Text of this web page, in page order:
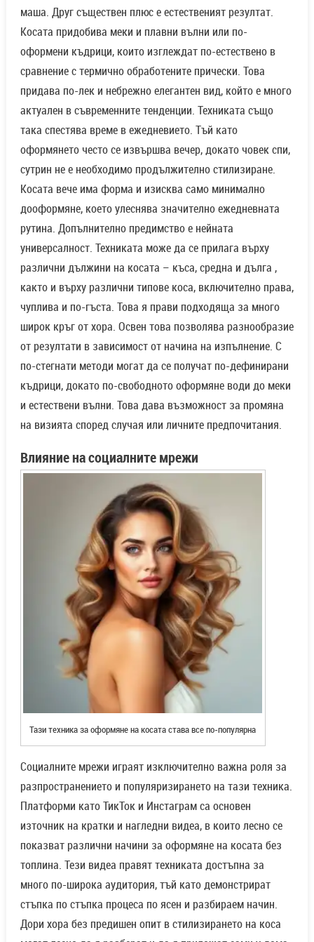
маша. Друг съществен плюс е естественият резултат.
Косата придобива меки и плавни вълни или по-
оформени къдрици, които изглеждат по-естествено в
сравнение с термично обработените прически. Това
придава по-лек и небрежно елегантен вид, който е много
актуален в съвременните тенденции. Техниката също
така спестява време в ежедневието. Тъй като
оформянето често се извършва вечер, докато човек спи,
сутрин не е необходимо продължително стилизиране.
Косата вече има форма и изисква само минимално
дооформяне, което улеснява значително ежедневната
рутина. Допълнително предимство е нейната
универсалност. Техниката може да се прилага върху
различни дължини на косата – къса, средна и дълга ,
както и върху различни типове коса, включително права,
чуплива и по-гъста. Това я прави подходяща за много
широк кръг от хора. Освен това позволява разнообразие
от резултати в зависимост от начина на изпълнение. С
по-стегнати методи могат да се получат по-дефинирани
къдрици, докато по-свободното оформяне води до меки
и естествени вълни. Това дава възможност за промяна
на визията според случая или личните предпочитания.
Влияние на социалните мрежи
Тази техника за оформяне на косата става все по-популярна
Социалните мрежи играят изключително важна роля за
разпространението и популяризирането на тази техника.
Платформи като ТикТок и Инстаграм са основен
източник на кратки и нагледни видеа, в които лесно се
показват различни начини за оформяне на косата без
топлина. Тези видеа правят техниката достъпна за
много по-широка аудитория, тъй като демонстрират
стъпка по стъпка процеса по ясен и разбираем начин.
Дори хора без предишен опит в стилизирането на коса